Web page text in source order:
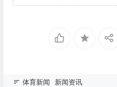
体育新闻 新闻资讯